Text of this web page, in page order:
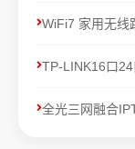
WiFi7 家用无线
TP-LINK16口
全光三网融合